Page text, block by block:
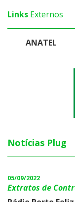
Links Externos
ANATEL
Notícias Plug
05/09/2022
Extratos de